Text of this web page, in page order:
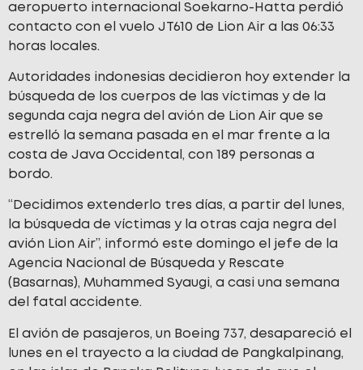
aeropuerto internacional Soekarno-Hatta perdió
contacto con el vuelo JT610 de Lion Air a las 06:33
horas locales.
Autoridades indonesias decidieron hoy extender la
búsqueda de los cuerpos de las víctimas y de la
segunda caja negra del avión de Lion Air que se
estrelló la semana pasada en el mar frente a la
costa de Java Occidental, con 189 personas a
bordo.
“Decidimos extenderlo tres días, a partir del lunes,
la búsqueda de víctimas y la otras caja negra del
avión Lion Air”, informó este domingo el jefe de la
Agencia Nacional de Búsqueda y Rescate
(Basarnas), Muhammed Syaugi, a casi una semana
del fatal accidente.
El avión de pasajeros, un Boeing 737, desapareció el
lunes en el trayecto a la ciudad de Pangkalpinang,